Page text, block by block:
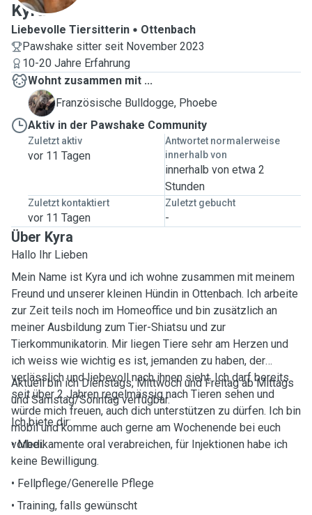
Kyra
Liebevolle Tiersitterin
Ottenbach
Pawshake sitter seit November 2023
10-20 Jahre Erfahrung
Wohnt zusammen mit ...
P
Französische Bulldogge, Phoebe
Aktiv in der Pawshake Community
Zuletzt aktiv
vor 11 Tagen
Antwortet normalerweise
innerhalb von
innerhalb von etwa 2
Stunden
Zuletzt kontaktiert
vor 11 Tagen
Zuletzt gebucht
-
Über Kyra
Hallo Ihr Lieben
Mein Name ist Kyra und ich wohne zusammen mit meinem
Freund und unserer kleinen Hündin in Ottenbach. Ich arbeite
zur Zeit teils noch im Homeoffice und bin zusätzlich an
meiner Ausbildung zum Tier-Shiatsu und zur
Tierkommunikatorin. Mir liegen Tiere sehr am Herzen und
ich weiss wie wichtig es ist, jemanden zu haben, der
verlässlich und liebevoll nach ihnen sieht. Ich darf bereits
seit über 2 Jahren regelmässig nach Tieren sehen und
würde mich freuen, auch dich unterstützen zu dürfen. Ich bin
mobil und komme auch gerne am Wochenende bei euch
vorbei.
Aktuell bin ich Dienstags, Mittwoch und Freitag ab Mittags
und Samstag/Sonntag verfügbar.
Ich biete dir:
• Medikamente oral verabreichen, für Injektionen habe ich
keine Bewilligung.
• Fellpflege/Generelle Pflege
• Training, falls gewünscht